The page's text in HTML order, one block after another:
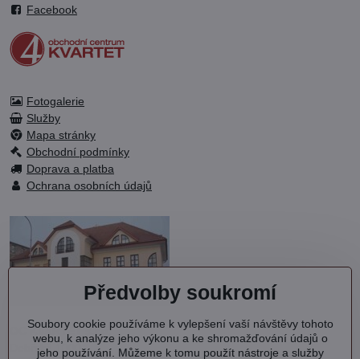
Facebook
Fotogalerie
Služby
Mapa stránky
Obchodní podmínky
Doprava a platba
Ochrana osobních údajů
OC KVARTET s.r.o.
Debřská 1000
Předvolby soukromí
Soubory cookie používáme k vylepšení vaší návštěvy tohoto
webu, k analýze jeho výkonu a ke shromažďování údajů o
jeho používání. Můžeme k tomu použít nástroje a služby